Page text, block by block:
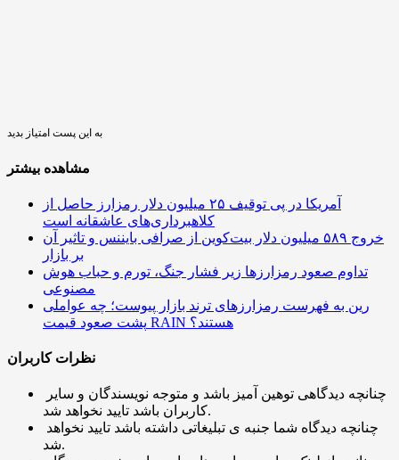
به این پست امتیاز بدید
مشاهده بیشتر
آمریکا در پی توقیف ۲۵ میلیون دلار رمزارز حاصل از
کلاهبرداری‌های عاشقانه است
خروج ۵۸۹ میلیون دلار بیت‌کوین از صرافی بایننس و تاثیر آن
بر بازار
تداوم صعود رمزارزها زیر فشار جنگ، تورم و حباب هوش
مصنوعی
رین به فهرست رمزارزهای ترند بازار پیوست؛ چه عواملی
پشت صعود قیمت RAIN هستند؟
نظرات کاربران
کاربران باشد تایید نخواهد شد.
شد.